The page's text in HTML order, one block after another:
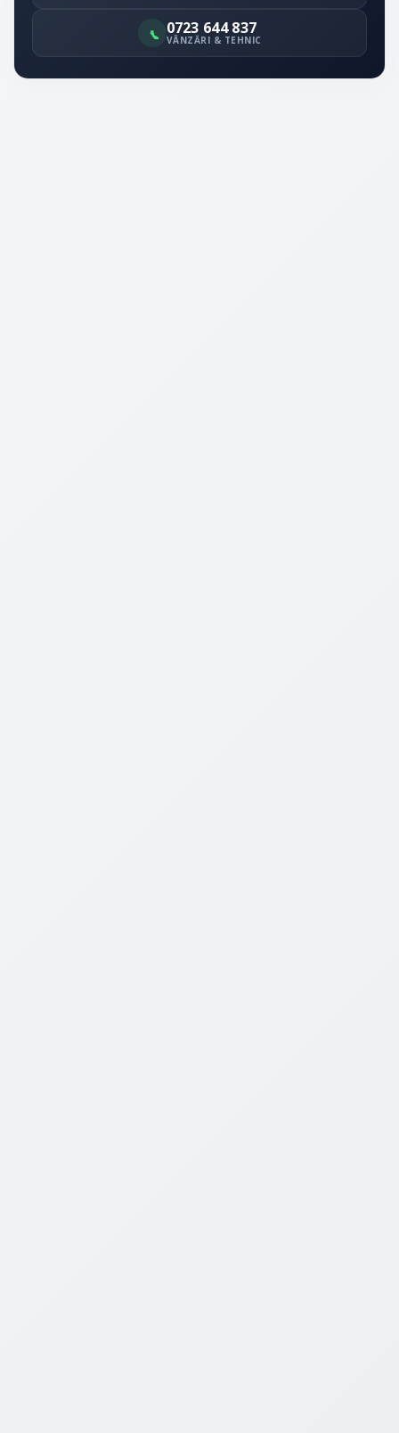
0723 644 837
VÂNZĂRI & TEHNIC